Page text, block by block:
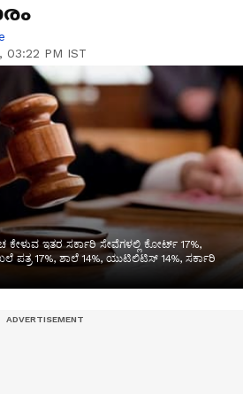
03:22 PM IST
ಇತರ ಸರ್ಕಾರಿ ಸೇವೆಗಳಲ್ಲಿ ಕೋರ್ಟ್ 17%,
ಪತ್ರ 17%, ಶಾಲೆ 14%, ಯುಟಿಲಿಟಿಸ್ 14%, ಸರ್ಕಾರಿ